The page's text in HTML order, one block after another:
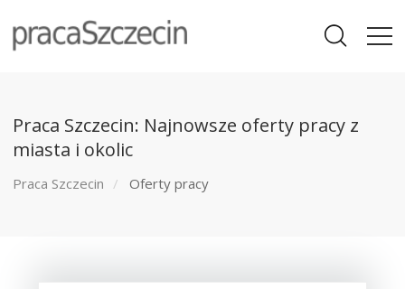
Praca Szczecin: Najnowsze oferty pracy z
miasta i okolic
Praca Szczecin Oferty pracy